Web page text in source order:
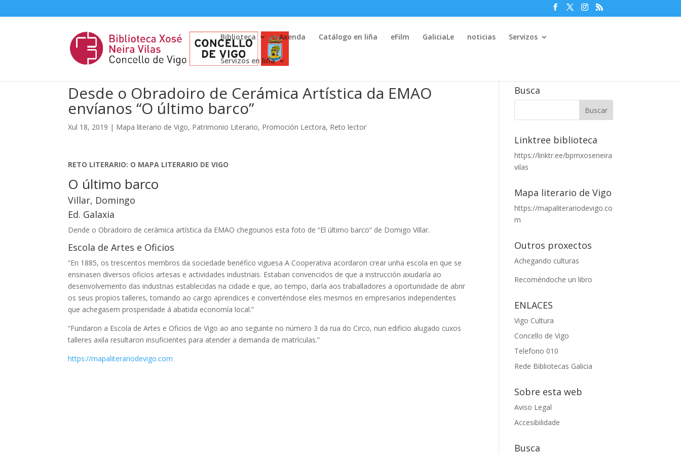
Biblioteca Axenda Catálogo en liña eFilm GaliciaLe noticias Servizos
Servizos en liña
Desde o Obradoiro de Cerámica Artística da EMAO
envíanos “O último barco”
Xul 18, 2019 | Mapa literario de Vigo, Patrimonio Literario, Promoción Lectora, Reto lector
RETO LITERARIO: O MAPA LITERARIO DE VIGO
O último barco
Villar, Domingo
Ed. Galaxia
Dende o Obradoiro de cerámica artística da EMAO chegounos esta foto de “El último barco” de Domigo Villar.
Escola de Artes e Oficios
“En 1885, os trescentos membros da sociedade benéfico viguesa A Cooperativa acordaron crear unha escola en que se
ensinasen diversos oficios artesas e actividades industriais. Estaban convencidos de que a instrucción axudaría ao
desenvolvemento das industrias establecidas na cidade e que, ao tempo, daría aos traballadores a oportunidade de abrir
os seus propios talleres, tomando ao cargo aprendices e converténdose eles mesmos en empresarios independentes
que achegasem prosperidade á abatida economía local.”
“Fundaron a Escola de Artes e Oficios de Vigo ao ano seguinte no número 3 da rua do Circo, nun edificio alugado cuxos
talleres axila resultaron insuficientes para atender a demanda de matrículas.”
https://mapaliterariodevigo.com
Busca
Linktree biblioteca
https://linktr.ee/bpmxoseneira
vilas
Mapa literario de Vigo
https://mapaliterariodevigo.co
m
Outros proxectos
Achegando culturas
Recoméndoche un libro
ENLACES
Vigo Cultura
Concello de Vigo
Telefono 010
Rede Bibliotecas Galicia
Sobre esta web
Aviso Legal
Accesibilidade
Busca